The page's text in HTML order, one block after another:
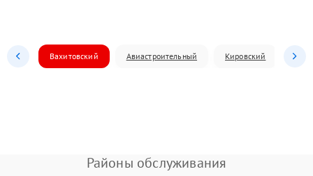
Вахитовский Авиастроительный Кировский
Районы обслуживания